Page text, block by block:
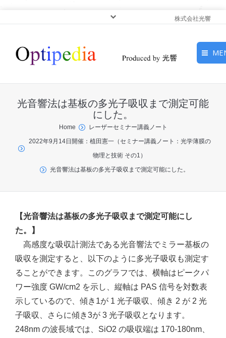
株式会社光響
ピックアップ
光応用・アプリケーショ
ン
光音響法は基板の多光子吸収まで測定可能
にした。
You are here:Home
レーザーセミナー講義ノート
2022年9月14日開催：植田憲一（セミナー講義ノート：光学薄膜の
物理と技術 その1）
光音響法は基板の多光子吸収まで測定可能にした。
【光音響法は基板の多光子吸収まで測定可能にし
た。】
高感度な吸収計測法である光音響法でミラー基板の
吸収を測定すると、以下のように多光子吸収も測定す
ることができます。このグラフでは、横軸はピークパ
ワー強度 GW/cm2 を示し、縦軸は PAS 信号を対数表
示しているので、傾き1が 1 光子吸収、傾き 2 が 2 光
子吸収、さらに傾き3が 3 光子吸収となります。
248nm の波長域では、SiO2 の吸収端は 170-180nm、